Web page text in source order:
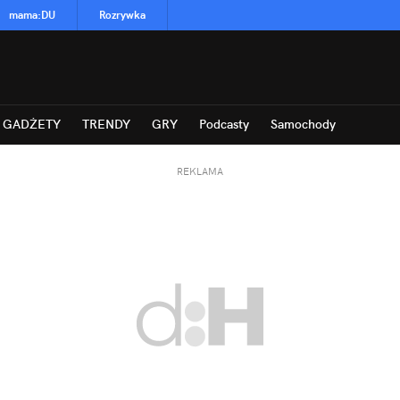
mama:DU Rozrywka
GADŻETY TRENDY GRY Podcasty Samochody
REKLAMA